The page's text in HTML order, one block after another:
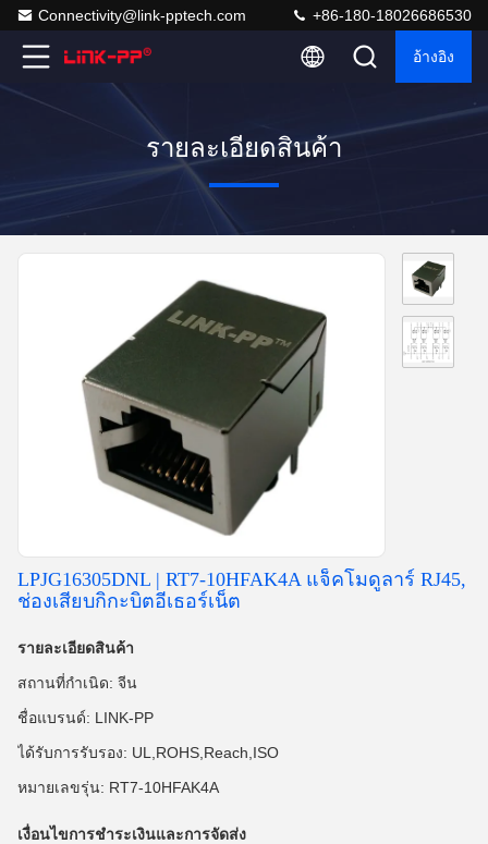
Connectivity@link-pptech.com +86-180-18026686530
อ้างอิง
รายละเอียดสินค้า
LPJG16305DNL | RT7-10HFAK4A แจ็คโมดูลาร์ RJ45,
ช่องเสียบกิกะบิตอีเธอร์เน็ต
รายละเอียดสินค้า
สถานที่กำเนิด: จีน
ชื่อแบรนด์: LINK-PP
ได้รับการรับรอง: UL,ROHS,Reach,ISO
หมายเลขรุ่น: RT7-10HFAK4A
เงื่อนไขการชำระเงินและการจัดส่ง